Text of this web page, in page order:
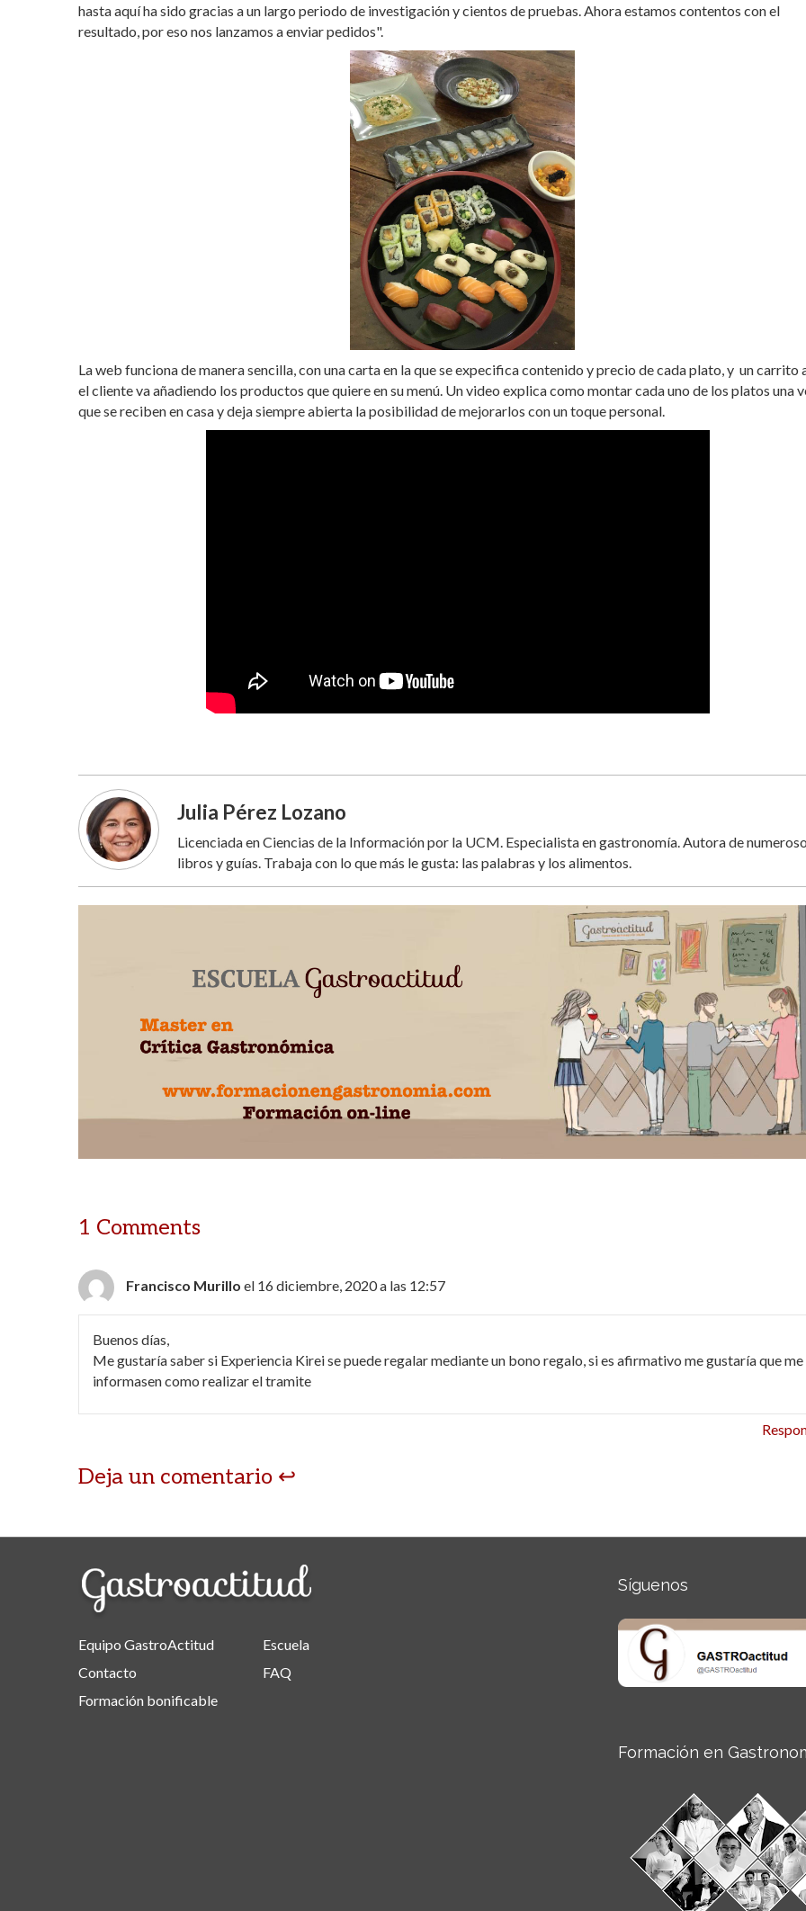
hasta aquí ha sido gracias a un largo periodo de investigación y cientos de pruebas. Ahora estamos contentos con el
resultado, por eso nos lanzamos a enviar pedidos".
La web funciona de manera sencilla, con una carta en la que se expecifica contenido y precio de cada plato, y un carrito
el cliente va añadiendo los productos que quiere en su menú. Un video explica como montar cada uno de los platos una
que se reciben en casa y deja siempre abierta la posibilidad de mejorarlos con un toque personal.
Julia Pérez Lozano
Licenciada en Ciencias de la Información por la UCM. Especialista en gastronomía. Autora de
libros y guías. Trabaja con lo que más le gusta: las palabras y los alimentos.
1 Comments
Francisco Murillo el 16 diciembre, 2020 a las 12:57
Buenos días,
Me gustaría saber si Experiencia Kirei se puede regalar mediante un bono regalo, si es afirmativo me gustaría que me
informasen como realizar el tramite
Deja un comentario
Equipo GastroActitud
Contacto
Formación bonificable
Escuela
FAQ
Síguenos
Formación en